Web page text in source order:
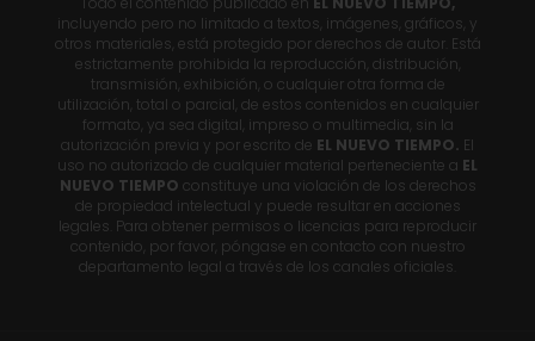
incluyendo pero no limitado a textos, imágenes, gráficos, y
otros materiales, está protegido por derechos de autor. Está
estrictamente prohibida la reproducción, distribución,
transmisión, exhibición, o cualquier otra forma de
utilización, total o parcial, de estos contenidos en cualquier
formato, ya sea digital, impreso o multimedia, sin la
autorización previa y por escrito de EL NUEVO TIEMPO. El
uso no autorizado de cualquier material perteneciente a EL
NUEVO TIEMPO constituye una violación de los derechos
de propiedad intelectual y puede resultar en acciones
legales. Para obtener permisos o licencias para reproducir
contenido, por favor, póngase en contacto con nuestro
departamento legal a través de los canales oficiales.